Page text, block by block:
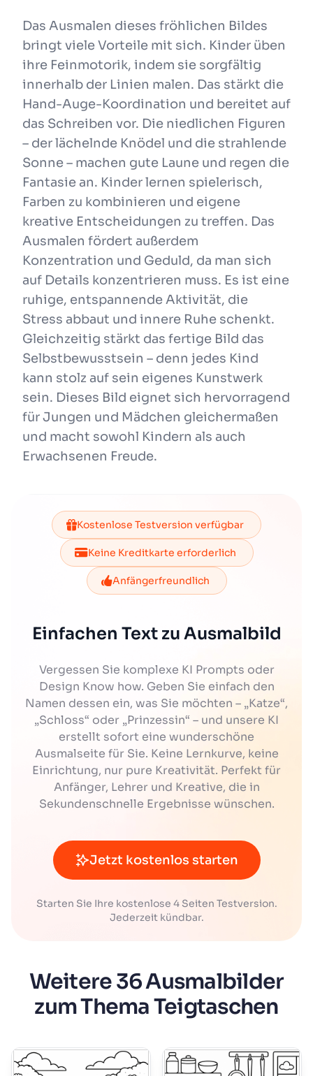
Das Ausmalen dieses fröhlichen Bildes
bringt viele Vorteile mit sich. Kinder üben
ihre Feinmotorik, indem sie sorgfältig
innerhalb der Linien malen. Das stärkt die
Hand-Auge-Koordination und bereitet auf
das Schreiben vor. Die niedlichen Figuren
– der lächelnde Knödel und die strahlende
Sonne – machen gute Laune und regen die
Fantasie an. Kinder lernen spielerisch,
Farben zu kombinieren und eigene
kreative Entscheidungen zu treffen. Das
Ausmalen fördert außerdem
Konzentration und Geduld, da man sich
auf Details konzentrieren muss. Es ist eine
ruhige, entspannende Aktivität, die
Stress abbaut und innere Ruhe schenkt.
Gleichzeitig stärkt das fertige Bild das
Selbstbewusstsein – denn jedes Kind
kann stolz auf sein eigenes Kunstwerk
sein. Dieses Bild eignet sich hervorragend
für Jungen und Mädchen gleichermaßen
und macht sowohl Kindern als auch
Erwachsenen Freude.
Kostenlose Testversion verfügbar
Keine Kreditkarte erforderlich
Anfängerfreundlich
Einfachen Text zu Ausmalbild
Vergessen Sie komplexe KI Prompts oder
Design Know how. Geben Sie einfach den
Namen dessen ein, was Sie möchten – „Katze“,
„Schloss“ oder „Prinzessin“ – und unsere KI
erstellt sofort eine wunderschöne
Ausmalseite für Sie. Keine Lernkurve, keine
Einrichtung, nur pure Kreativität. Perfekt für
Anfänger, Lehrer und Kreative, die in
Sekundenschnelle Ergebnisse wünschen.
Jetzt kostenlos starten
Starten Sie Ihre kostenlose 4 Seiten Testversion.
Jederzeit kündbar.
Weitere 36 Ausmalbilder
zum Thema Teigtaschen